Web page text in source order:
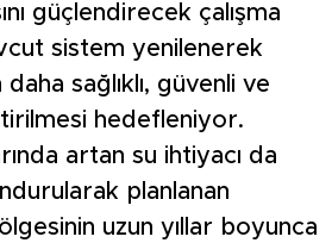
güçlendirecek çalışma
sistem yenilenerek
daha sağlıklı, güvenli ve
hedefleniyor.
artan su ihtiyacı da
planlanan
uzun yıllar boyunca